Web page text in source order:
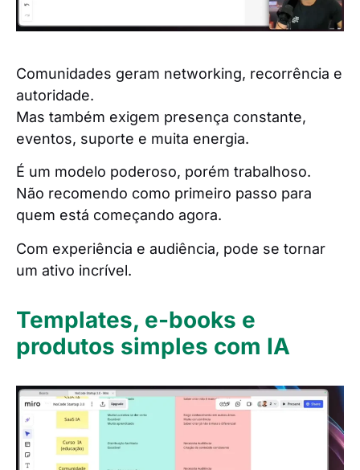
Comunidades geram networking, recorrência e
autoridade.
Mas também exigem presença constante,
eventos, suporte e muita energia.
É um modelo poderoso, porém trabalhoso.
Não recomendo como primeiro passo para
quem está começando agora.
Com experiência e audiência, pode se tornar
um ativo incrível.
Templates, e-books e
produtos simples com IA